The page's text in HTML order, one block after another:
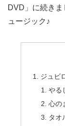
DVD」に続き
ュージック♪
ジュビ
やる
心の
タオ